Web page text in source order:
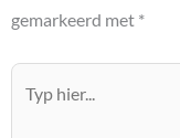
gemarkeerd met *
hier...